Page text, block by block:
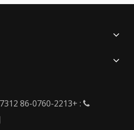

: +86-0760-2213 7312 / +86-0760-2213 7315